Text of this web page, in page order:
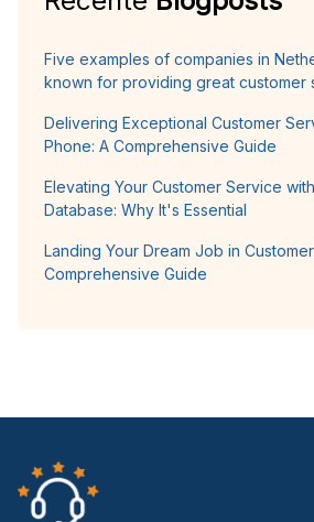
Five examples of companies in
known for providing great customer
Delivering Exceptional Customer
Phone: A Comprehensive Guide
Elevating Your Customer Service
Database: Why It's Essential
Landing Your Dream Job in
Comprehensive Guide